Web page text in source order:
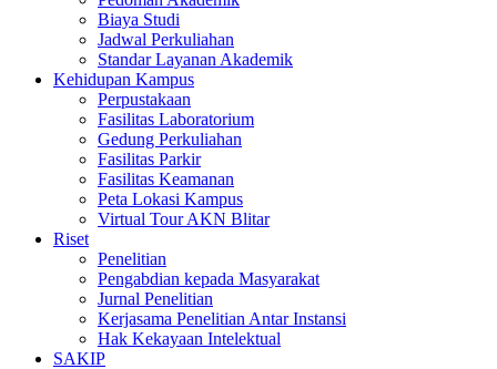
Biaya Studi
Jadwal Perkuliahan
Standar Layanan Akademik
Kehidupan Kampus
Perpustakaan
Fasilitas Laboratorium
Gedung Perkuliahan
Fasilitas Parkir
Fasilitas Keamanan
Peta Lokasi Kampus
Virtual Tour AKN Blitar
Riset
Penelitian
Pengabdian kepada Masyarakat
Jurnal Penelitian
Kerjasama Penelitian Antar Instansi
Hak Kekayaan Intelektual
SAKIP